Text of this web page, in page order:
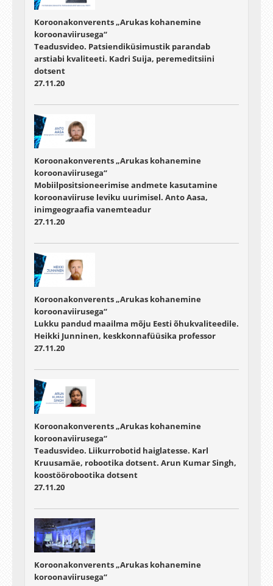
Koroonakonverents „Arukas kohanemine
koroonaviirusega“
Teadusvideo. Patsiendiküsimustik parandab
arstiabi kvaliteeti. Kadri Suija, peremeditsiini
dotsent
27.11.20
Koroonakonverents „Arukas kohanemine
koroonaviirusega“
Mobiilpositsioneerimise andmete kasutamine
koroonaviiruse leviku uurimisel. Anto Aasa,
inimgeograafia vanemteadur
27.11.20
Koroonakonverents „Arukas kohanemine
koroonaviirusega“
Lukku pandud maailma mõju Eesti õhukvaliteedile.
Heikki Junninen, keskkonnafüüsika professor
27.11.20
Koroonakonverents „Arukas kohanemine
koroonaviirusega“
Teadusvideo. Liikurrobotid haiglatesse. Karl
Kruusamäe, robootika dotsent. Arun Kumar Singh,
koostöörobootika dotsent
27.11.20
Koroonakonverents „Arukas kohanemine
koroonaviirusega“